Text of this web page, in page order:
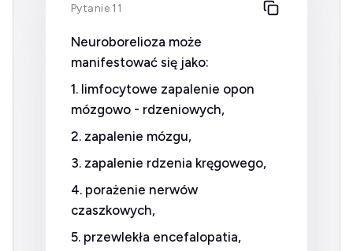
Pytanie 11
Neuroborelioza może
manifestować się jako:
1. limfocytowe zapalenie opon
mózgowo - rdzeniowych,
2. zapalenie mózgu,
3. zapalenie rdzenia kręgowego,
4. porażenie nerwów
czaszkowych,
5. przewlekła encefalopatia,